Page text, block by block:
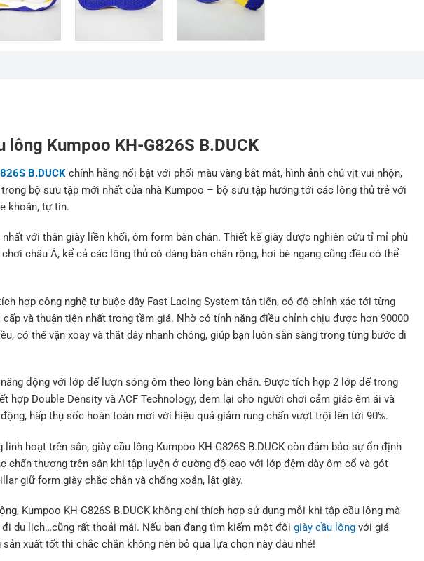
lông Kumpoo KH-G826S B.DUCK
B.DUCK chính hãng nổi bật với phối màu vàng bắt mắt, hình ảnh chú vịt vui nhộn,
bộ sưu tập mới nhất của nhà Kumpoo – bộ sưu tập hướng tới các lông thủ trẻ với
khoắn, tự tin.
với thân giày liền khối, ôm form bàn chân. Thiết kế giày được nghiên cứu tỉ mỉ phù
châu Á, kể cả các lông thủ có dáng bàn chân rộng, hơi bè ngang cũng đều có thể
hợp công nghệ tự buộc dây Fast Lacing System tân tiến, có độ chính xác tới từng
và thuận tiện nhất trong tầm giá. Nhờ có tính năng điều chỉnh chịu được hơn 90000
có thể vặn xoay và thắt dây nhanh chóng, giúp bạn luôn sẵn sàng trong từng bước di
động với lớp đế lượn sóng ôm theo lòng bàn chân. Được tích hợp 2 lớp đế trong
hợp Double Density và ACF Technology, đem lại cho người chơi cảm giác êm ái và
hấp thụ sốc hoàn toàn mới với hiệu quả giảm rung chấn vượt trội lên tới 90%.
linh hoạt trên sân, giày cầu lông Kumpoo KH-G826S B.DUCK còn đảm bảo sự ổn định
chấn thương trên sân khi tập luyện ở cường độ cao với lớp đệm dày ôm cổ và gót
giữ form giày chắc chắn và chống xoắn, lật giày.
Kumpoo KH-G826S B.DUCK không chỉ thích hợp sử dụng mỗi khi tập cầu lông mà
du lịch…cũng rất thoải mái. Nếu bạn đang tìm kiếm một đôigiày cầu lông với giá
xuất tốt thì chắc chắn không nên bỏ qua lựa chọn này đâu nhé!